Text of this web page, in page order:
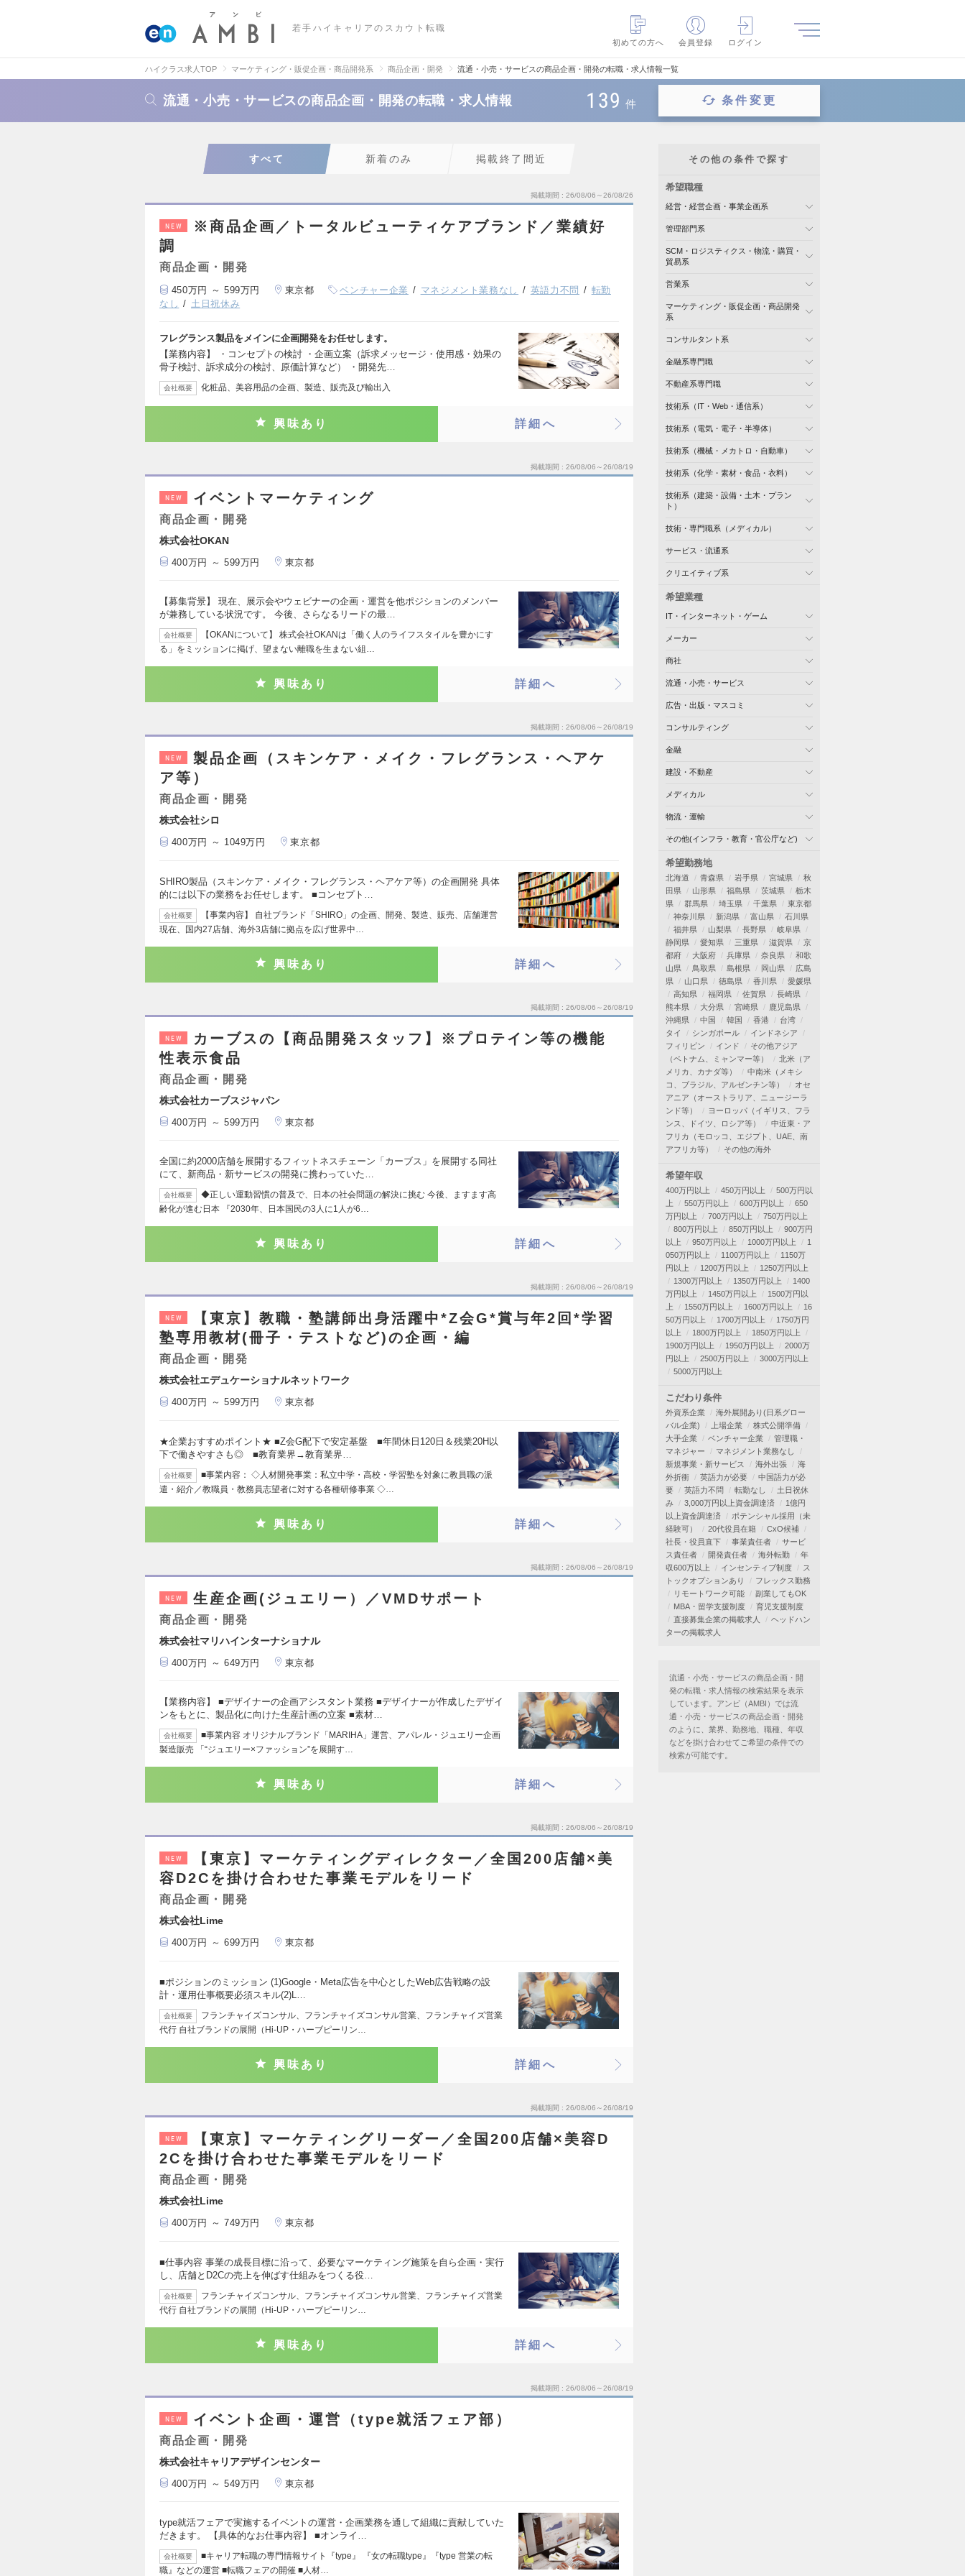
若手ハイキャリアのスカウト転職
初めての方へ
会員登録 ログイン
ハイクラス求人TOP マーケティング・販促企画・商品開発系 商品企画・開発 流通・小売・サービスの商品企画・開発の転職・求人情報一覧
流通・小売・サービスの商品企画・開発の転職・求人情報 139 件 条件変更
すべて 新着のみ 掲載終了間近
掲載期間 26/08/06～26/08/26
NEW
※商品企画／トータルビューティケアブランド／業績好
調
商品企画・開発
450万円 ～ 599万円 東京都 ベンチャー企業 マネジメント業務なし 英語力不問
転勤
なし
土日祝休み
フレグランス製品をメインに企画開発をお任せします。
【業務内容】 ・コンセプトの検討 ・企画立案（訴求メッセージ・使用感・効果の
骨子検討、訴求成分の検討、原価計算など） ・開発先…
会社概要 化粧品、美容用品の企画、製造、販売及び輸出入
興味あり 詳細へ
掲載期間 26/08/06～26/08/19
NEW イベントマーケティング
商品企画・開発
株式会社OKAN
400万円 ～ 599万円 東京都
【募集背景】 現在、展示会やウェビナーの企画・運営を他ポジションのメンバー
が兼務している状況です。 今後、さらなるリードの最…
会社概要
【OKANについて】 株式会社OKANは「働く人のライフスタイルを豊かにす
る」をミッションに掲げ、望まない離職を生まない組…
興味あり 詳細へ
掲載期間 26/08/06～26/08/19
NEW
製品企画（スキンケア・メイク・フレグランス・ヘアケ
ア等）
商品企画・開発
株式会社シロ
400万円 ～ 1049万円 東京都
SHIRO製品（スキンケア・メイク・フレグランス・ヘアケア等）の企画開発 具体
的には以下の業務をお任せします。 ■コンセプト…
会社概要
【事業内容】 自社ブランド「SHIRO」の企画、開発、製造、販売、店舗運営
現在、国内27店舗、海外3店舗に拠点を広げ世界中…
興味あり 詳細へ
掲載期間 26/08/06～26/08/19
NEW
カーブスの【商品開発スタッフ】※プロテイン等の機能
性表示食品
商品企画・開発
株式会社カーブスジャパン
400万円 ～ 599万円 東京都
全国に約2000店舗を展開するフィットネスチェーン「カーブス」を展開する同社
にて、新商品・新サービスの開発に携わっていた…
会社概要
◆正しい運動習慣の普及で、日本の社会問題の解決に挑む 今後、ますます高
齢化が進む日本 『2030年、日本国民の3人に1人が6…
興味あり 詳細へ
掲載期間 26/08/06～26/08/19
NEW
【東京】教職・塾講師出身活躍中*Z会G*賞与年2回*学習
塾専用教材(冊子・テストなど)の企画・編
商品企画・開発
株式会社エデュケーショナルネットワーク
400万円 ～ 599万円 東京都
★企業おすすめポイント★ ■Z会G配下で安定基盤 ■年間休日120日＆残業20H以
下で働きやすさも◎ ■教育業界→教育業界…
会社概要
■事業内容： ◇人材開発事業：私立中学・高校・学習塾を対象に教員職の派
遣・紹介／教職員・教務員志望者に対する各種研修事業 ◇…
興味あり 詳細へ
掲載期間 26/08/06～26/08/19
NEW 生産企画(ジュエリー）／VMDサポート
商品企画・開発
株式会社マリハインターナショナル
400万円 ～ 649万円 東京都
【業務内容】 ■デザイナーの企画アシスタント業務 ■デザイナーが作成したデザイ
ンをもとに、製品化に向けた生産計画の立案 ■素材…
会社概要
■事業内容 オリジナルブランド「MARIHA」運営、アパレル・ジュエリー企画
製造販売 「“ジュエリー×ファッション”を展開す…
興味あり 詳細へ
掲載期間 26/08/06～26/08/19
NEW
【東京】マーケティングディレクター／全国200店舗×美
容D2Cを掛け合わせた事業モデルをリード
商品企画・開発
株式会社Lime
400万円 ～ 699万円 東京都
■ポジションのミッション (1)Google・Meta広告を中心としたWeb広告戦略の設
計・運用仕事概要必須スキル(2)L…
会社概要
フランチャイズコンサル、フランチャイズコンサル営業、フランチャイズ営業
代行 自社ブランドの展開（Hi-UP・ハーブピーリン…
興味あり 詳細へ
掲載期間 26/08/06～26/08/19
NEW
【東京】マーケティングリーダー／全国200店舗×美容D
2Cを掛け合わせた事業モデルをリード
商品企画・開発
株式会社Lime
400万円 ～ 749万円 東京都
■仕事内容 事業の成長目標に沿って、必要なマーケティング施策を自ら企画・実行
し、店舗とD2Cの売上を伸ばす仕組みをつくる役…
会社概要
フランチャイズコンサル、フランチャイズコンサル営業、フランチャイズ営業
代行 自社ブランドの展開（Hi-UP・ハーブピーリン…
興味あり 詳細へ
掲載期間 26/08/06～26/08/19
NEW イベント企画・運営（type就活フェア部）
商品企画・開発
株式会社キャリアデザインセンター
400万円 ～ 549万円 東京都
type就活フェアで実施するイベントの運営・企画業務を通して組織に貢献していた
だきます。 【具体的なお仕事内容】 ■オンライ…
会社概要
■キャリア転職の専門情報サイト『type』 『女の転職type』『type 営業の転
職』などの運営 ■転職フェアの開催 ■人材…
その他の条件で探す
希望職種
経営・経営企画・事業企画系
管理部門系
SCM・ロジスティクス・物流・購買・
貿易系
営業系
マーケティング・販促企画・商品開発
系
コンサルタント系
金融系専門職
不動産系専門職
技術系（IT・Web・通信系）
技術系（電気・電子・半導体）
技術系（機械・メカトロ・自動車）
技術系（化学・素材・食品・衣料）
技術系（建築・設備・土木・プラン
ト）
技術・専門職系（メディカル）
サービス・流通系
クリエイティブ系
希望業種
IT・インターネット・ゲーム
メーカー
商社
流通・小売・サービス
広告・出版・マスコミ
コンサルティング
金融
建設・不動産
メディカル
物流・運輸
その他(インフラ・教育・官公庁など)
希望勤務地
北海道 青森県 岩手県 宮城県
秋
田県
山形県 福島県 茨城県
栃木
県
群馬県 埼玉県 千葉県
東京都
神奈川県
新潟県 富山県
石川県
福井県
山梨県 長野県
岐阜県
静岡県
愛知県 三重県 滋賀県
京
都府
大阪府 兵庫県 奈良県
和歌
山県
鳥取県 島根県 岡山県
広島
県
山口県 徳島県 香川県
愛媛県
高知県
福岡県 佐賀県
長崎県
熊本県
大分県 宮崎県
鹿児島県
沖縄県
中国 韓国 香港
台湾
タイ
シンガポール
インドネシア
フィリピン
インド
その他アジア
（ベトナム、ミャンマー等）
北米（ア
メリカ、カナダ等）
中南米（メキシ
コ、ブラジル、アルゼンチン等）
オセ
アニア（オーストラリア、ニュージーラ
ンド等）
ヨーロッパ（イギリス、フラ
ンス、ドイツ、ロシア等）
中近東・ア
フリカ（モロッコ、エジプト、UAE、南
アフリカ等）
その他の海外
希望年収
400万円以上 450万円以上
500万円以
上
550万円以上 600万円以上
650
万円以上
700万円以上
750万円以上
800万円以上
850万円以上
900万円
以上
950万円以上 1000万円以上
1
050万円以上
1100万円以上
1150万
円以上
1200万円以上
1250万円以上
1300万円以上
1350万円以上
1400
万円以上
1450万円以上
1500万円以
上
1550万円以上 1600万円以上
16
50万円以上
1700万円以上
1750万円
以上
1800万円以上
1850万円以上
1900万円以上
1950万円以上
2000万
円以上
2500万円以上
3000万円以上
5000万円以上
こだわり条件
外資系企業
海外展開あり(日系グロー
バル企業)
上場企業
株式公開準備
大手企業
ベンチャー企業
管理職・
マネジャー
マネジメント業務なし
新規事業・新サービス
海外出張
海
外折衝
英語力が必要
中国語力が必
要
英語力不問 転勤なし
土日祝休
み
3,000万円以上資金調達済
1億円
以上資金調達済
ポテンシャル採用（未
経験可）
20代役員在籍
CxO候補
社長・役員直下
事業責任者
サービ
ス責任者
開発責任者 海外転勤
年
収600万以上
インセンティブ制度
ス
トックオプションあり
フレックス勤務
リモートワーク可能
副業してもOK
MBA・留学支援制度
育児支援制度
直接募集企業の掲載求人
ヘッドハン
ターの掲載求人
流通・小売・サービスの商品企画・開
発の転職・求人情報の検索結果を表示
しています。アンビ（AMBI）では流
通・小売・サービスの商品企画・開発
のように、業界、勤務地、職種、年収
などを掛け合わせてご希望の条件での
検索が可能です。